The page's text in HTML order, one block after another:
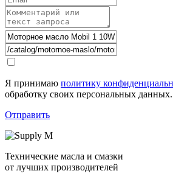
Я принимаю политику
обработку своих персональных данных.
Отправить
Технические масла и смазки
от лучших производителей